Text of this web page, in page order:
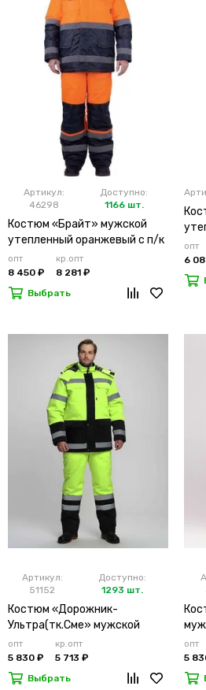
Артикул:
46298
Доступно:
1166 шт.
Костюм «Брайт» мужской
утепленный оранжевый с п/к
опт
8 450 ₽
кр.опт
8 281 ₽
Выбрать
опт
6
Артикул:
51152
Доступно:
1293 шт.
Костюм «Дорожник-
Ультра(тк.Сме» мужской
утепленный лимонный
опт
5 830 ₽
кр.опт
5 713 ₽
Выбрать
опт
5